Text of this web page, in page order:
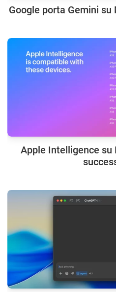
Google porta Gemini su
Apple Intelligence su